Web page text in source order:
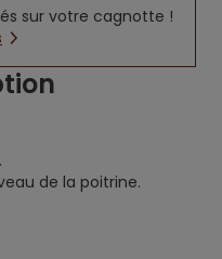
sur votre cagnotte !
de la poitrine.